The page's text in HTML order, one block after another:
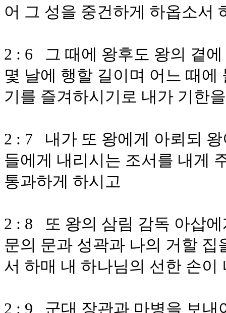
어 그 성을 중건하게 하옵소서
2 : 6 그 때에 왕후도 왕의 곁
몇 날에 행할 길이며 어느 때
기를 즐겨하시기로 내가 기한
2 : 7 내가 또 왕에게 아뢰되
들에게 내리시는 조서를 내게
통과하게 하시고
2 : 8 또 왕의 삼림 감독 아삽
문의 문과 성곽과 나의 거할
서 하매 내 하나님의 선한 손
2 : 9 군대 장관과 마병을 보내